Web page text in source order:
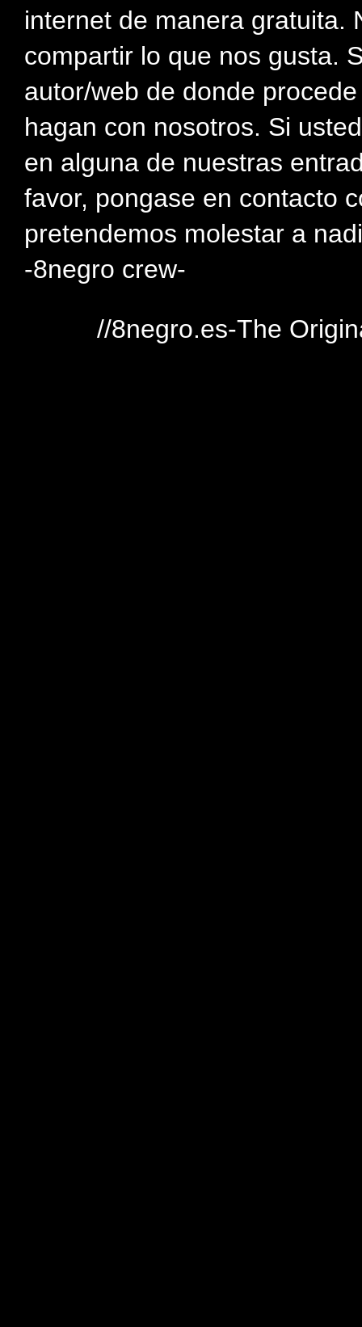
internet de manera gratuita.
compartir lo que nos gusta.
autor/web de donde
hagan con nosotros. Si
en alguna de nuestras
favor, pongase en contacto
pretendemos molestar a
-8negro crew-
//8negro.es-The